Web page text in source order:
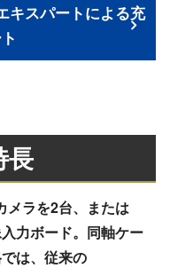
キスパートによる充
長
ラを2台、または
力ボード。同軸ケー
は、従来の